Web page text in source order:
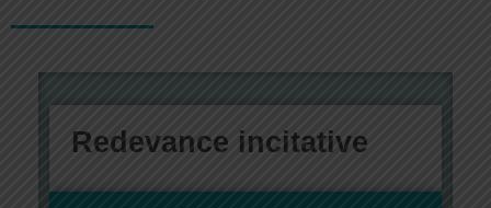
Redevance incitative